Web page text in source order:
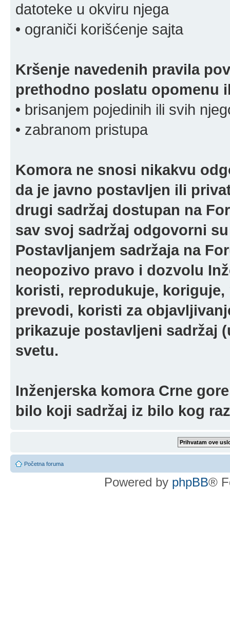
datoteke u okviru njega
• ograniči korišćenje sajta
Kršenje navedenih pravila
prethodno poslatu opomenu
• brisanjem pojedinih ili svih
• zabranom pristupa
Komora ne snosi nikakvu
da je javno postavljen ili
drugi sadržaj dostupan na
sav svoj sadržaj odgovorni
Postavljanjem sadržaja na
neopozivo pravo i dozvolu
koristi, reprodukuje,
prevodi, koristi za
prikazuje postavljeni sadržaj
svetu.
Inženjerska komora Crne
bilo koji sadržaj iz bilo kog
Početna foruma
Powered by phpBB®